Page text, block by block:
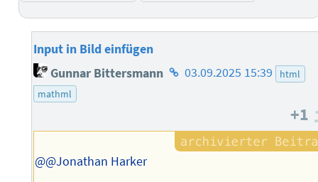
Input in Bild einfügen
Gunnar Bittersmann Homepage
03.09.2025 15:39
html
mathml
+1
@@Jonathan Harker